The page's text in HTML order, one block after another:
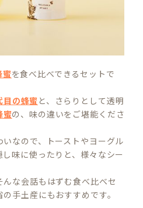
蜜を食べ比べできるセットで
目の蜂蜜 と、さらりとして透明
蜜の、味の違いをご堪能くださ
なので、トーストやヨーグル
味に使ったりと、様々なシー
んな会話もはずむ食べ比べセ
手土産にもおすすめです。